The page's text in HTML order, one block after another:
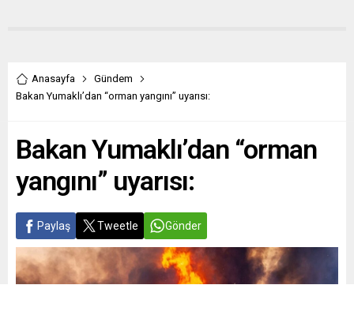
Anasayfa
Gündem
Bakan Yumaklı’dan “orman yangını” uyarısı:
Bakan Yumaklı’dan “orman
yangını” uyarısı:
Paylaş Tweetle Gönder